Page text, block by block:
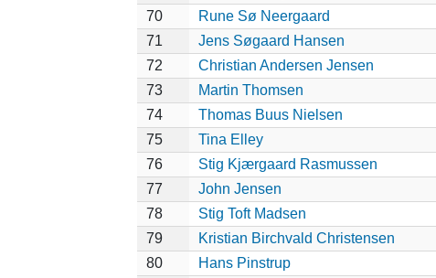
70
Rune Sø Neergaard
71
Jens Søgaard Hansen
72
Christian Andersen Jensen
73
Martin Thomsen
74
Thomas Buus Nielsen
75
Tina Elley
76
Stig Kjærgaard Rasmussen
77
John Jensen
78
Stig Toft Madsen
79
Kristian Birchvald Christensen
80
Hans Pinstrup